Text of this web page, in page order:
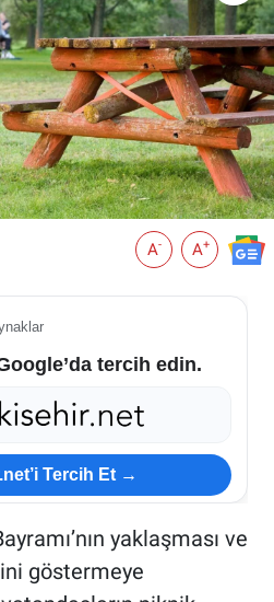
A- A+
tercih edin.
Tercih Et →
yaklaşması ve
göstermeye
Saatleri